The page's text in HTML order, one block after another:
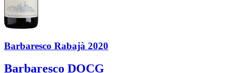
Barbaresco Rabajà 2020
Barbaresco DOCG